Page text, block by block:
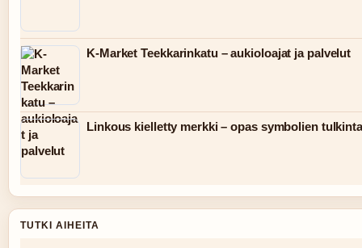
K-Market Teekkarinkatu – aukioloajat ja palvelut
Linkous kielletty merkki – opas symbolien
TUTKI AIHEITA